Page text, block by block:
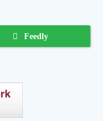
Feedly